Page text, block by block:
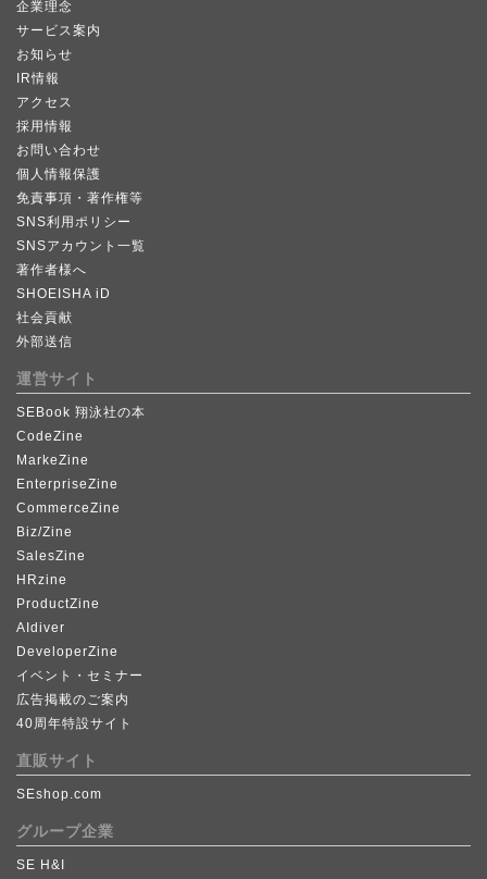
企業理念
サービス案内
お知らせ
IR情報
アクセス
採用情報
お問い合わせ
個人情報保護
免責事項・著作権等
SNS利用ポリシー
SNSアカウント一覧
著作者様へ
SHOEISHA iD
社会貢献
外部送信
運営サイト
SEBook 翔泳社の本
CodeZine
MarkeZine
EnterpriseZine
CommerceZine
Biz/Zine
SalesZine
HRzine
ProductZine
AIdiver
DeveloperZine
イベント・セミナー
広告掲載のご案内
40周年特設サイト
直販サイト
SEshop.com
グループ企業
SE H&I